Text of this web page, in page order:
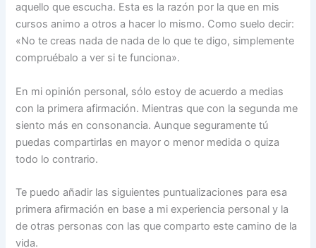
aquello que escucha. Esta es la razón por la que en mis
cursos animo a otros a hacer lo mismo. Como suelo decir:
«No te creas nada de nada de lo que te digo, simplemente
compruébalo a ver si te funciona».
En mi opinión personal, sólo estoy de acuerdo a medias
con la primera afirmación. Mientras que con la segunda me
siento más en consonancia. Aunque seguramente tú
puedas compartirlas en mayor o menor medida o quiza
todo lo contrario.
Te puedo añadir las siguientes puntualizaciones para esa
primera afirmación en base a mi experiencia personal y la
de otras personas con las que comparto este camino de la
vida.